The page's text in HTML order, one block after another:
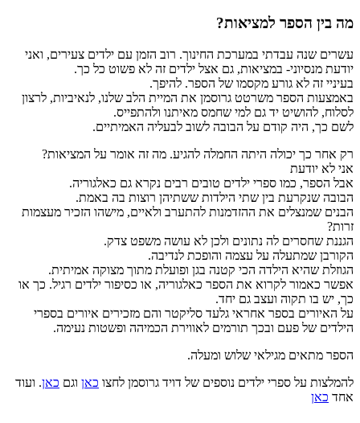
מה בין הספר למציאות?
עשרים שנה עבדתי במערכת החינוך. רוב הזמן עם ילדים צעירים, ואני
יודעת מנסיוני- במציאות, גם אצל ילדים זה לא פשוט כל כך.
בעיניי זה לא גורע מקסמו של הספר. להיפך.
באמצעות הספר משרטט גרוסמן את המיית הלב שלנו, לנאיביות, לרצון
לסלוח, להושיט יד גם למי שחמס מאיתנו ולהתפייס.
לשם כך, היה קודם על הבובה לשוב לבעליה האמיתיים.
רק אחר כך יכולה היתה החמלה להגיע. מה זה אומר על המציאות?
אני לא יודעת
אבל הספר, כמו ספרי ילדים טובים רבים נקרא גם כאלגוריה.
הבובה שנקרעת בין שתי הילדות ששתיהן רוצות בה באמת.
הבנים שמנצלים את ההזדמנות להתערב ולאיים, מישהו הזכיר מעצמות
זרות?
הגננת שחסרים לה נתונים ולכן לא עושה משפט צדק.
הקורבן שמתעלה על עצמה והופכת לנדיבה.
הגוזלת שהיא הילדה הכי קטנה בגן ופועלת מתוך מצוקה אמיתית.
אפשר כאמור לקרוא את הספר כאלגוריה, או כסיפור ילדים רגיל. כך או
כך, יש בו תקוה ועצב גם יחד.
על האיורים בספר אחראי גלעד סליקטר והם מזכירים איורים בספרי
הילדים של פעם ובכך תורמים לאווירת הכמיהה ופשטות נעימה.
הספר מתאים מגילאי שלוש ומעלה.
להמלצות על ספרי ילדים נוספים של דויד גרוסמן לחצו כאןוגם כאן. ועוד
אחד כאן